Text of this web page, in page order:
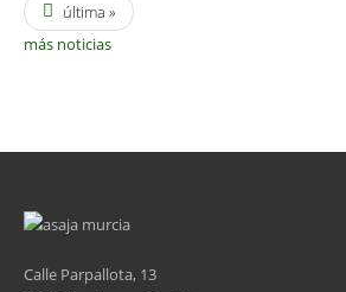
última »
más noticias
Calle Parpallota, 13